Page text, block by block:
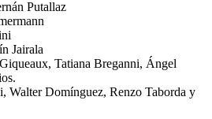
Putallaz
Jairala
Tatiana Breganni, Ángel
Walter Domínguez, Renzo Taborda y